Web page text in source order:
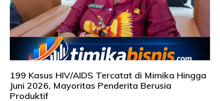
199 Kasus HIV/AIDS Tercatat di Mimika Hingga
Juni 2026, Mayoritas Penderita Berusia
Produktif